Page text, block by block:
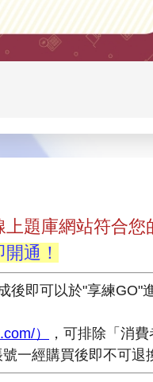
題庫網站符合您
通！
後即可以於"享練GO"
）
，可排除「消
一經購買後即不可退